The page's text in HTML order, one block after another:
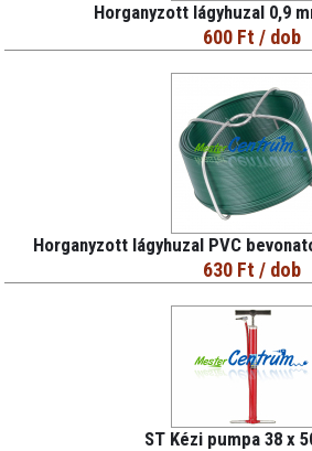
Horganyzott lágyhuzal 0,9
600 Ft / dob
Horganyzott lágyhuzal PVC
630 Ft / dob
ST Kézi pumpa 38 x